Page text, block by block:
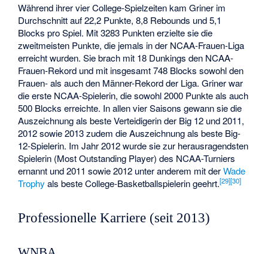
Während ihrer vier College-Spielzeiten kam Griner im
Durchschnitt auf 22,2 Punkte, 8,8 Rebounds und 5,1
Blocks pro Spiel. Mit 3283 Punkten erzielte sie die
zweitmeisten Punkte, die jemals in der NCAA-Frauen-Liga
erreicht wurden. Sie brach mit 18 Dunkings den NCAA-
Frauen-Rekord und mit insgesamt 748 Blocks sowohl den
Frauen- als auch den Männer-Rekord der Liga. Griner war
die erste NCAA-Spielerin, die sowohl 2000 Punkte als auch
500 Blocks erreichte. In allen vier Saisons gewann sie die
Auszeichnung als beste Verteidigerin der Big 12 und 2011,
2012 sowie 2013 zudem die Auszeichnung als beste Big-
12-Spielerin. Im Jahr 2012 wurde sie zur herausragendsten
Spielerin (Most Outstanding Player) des NCAA-Turniers
ernannt und 2011 sowie 2012 unter anderem mit derWade
Trophy als beste College-Basketballspielerin geehrt.[29][30]
Professionelle Karriere (seit 2013)